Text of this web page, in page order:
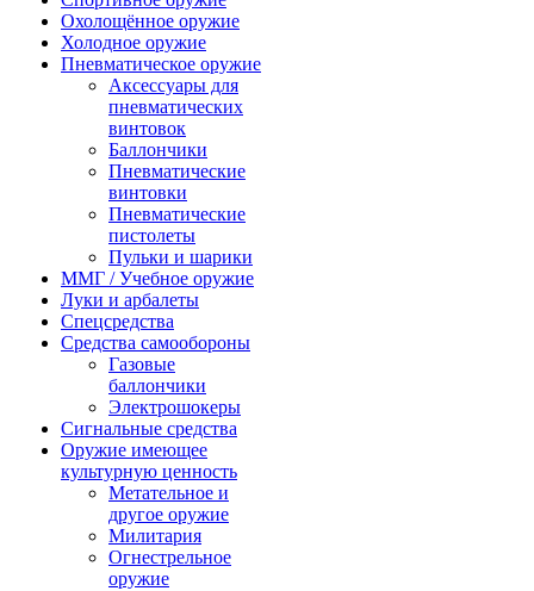
Охолощённое оружие
Холодное оружие
Пневматическое оружие
Аксессуары для
пневматических
винтовок
Баллончики
Пневматические
винтовки
Пневматические
пистолеты
Пульки и шарики
ММГ / Учебное оружие
Луки и арбалеты
Спецсредства
Средства самообороны
Газовые
баллончики
Электрошокеры
Сигнальные средства
Оружие имеющее
культурную ценность
Метательное и
другое оружие
Милитария
Огнестрельное
оружие